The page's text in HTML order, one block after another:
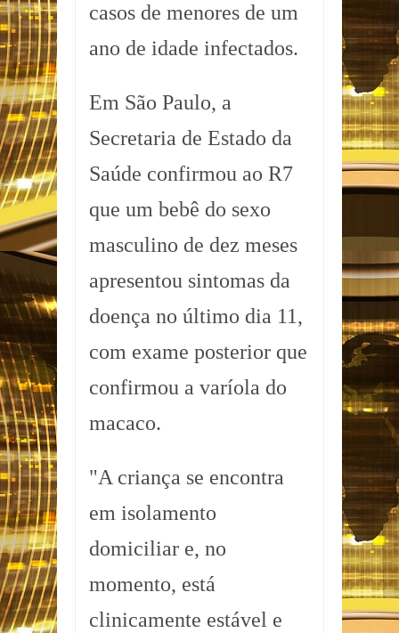
casos de menores de um
ano de idade infectados.
Em São Paulo, a
Secretaria de Estado da
Saúde confirmou ao R7
que um bebê do sexo
masculino de dez meses
apresentou sintomas da
doença no último dia 11,
com exame posterior que
confirmou a varíola do
macaco.
"A criança se encontra
em isolamento
domiciliar e, no
momento, está
clinicamente estável e